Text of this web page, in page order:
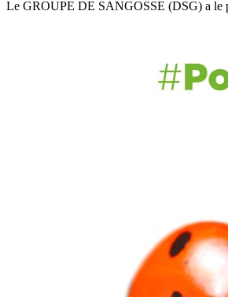
Le GROUPE DE SANGOSSE (DSG) a le